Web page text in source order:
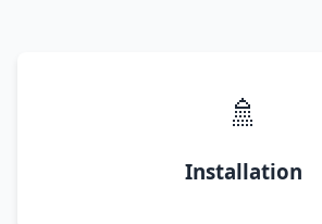
🚿
Installation